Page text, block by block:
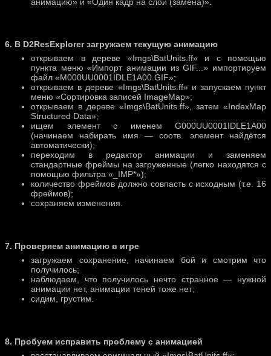
6. В D2ResExplorer загружаем текущую анимацию
открываем в дереве «Imgs\BatUnits.ff» и с помощью
пункта меню «Импорт анимации из GIF...» импортируем
файл «M000UU0001IDLE1A00.GIF»;
открываем в дереве «Imgs\BatUnits.ff» и запускаем пункт
меню «Сортировка записей ImageMap»;
открываем в дереве «Imgs\BatUnits.ff», затем «IndexMap
Structured Data»;
ищем элемент с именем G000UU0001IDLE1A00
(начинаем набирать имя — соотв. элемент найдётся
автоматически);
переходим в редактор анимации и заменяем
стандартные фреймы на загруженные (легко находятся с
помощью фильтра «_IMP*»);
количество фреймов должно совпасть с исходным (т.е. 16
фреймов);
сохраняем изменения.
7. Проверяем анимацию в игре
загружаем сохранение, начинаем бой и смотрим что
получилось;
наблюдаем, что получилось нечто странное — нужной
анимации нет, анимации теней тоже нет;
сидим, грустим.
8. Пробуем исправить проблему с анимацией